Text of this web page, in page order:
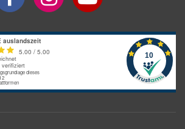
es sich um Circa-Angaben des
gewünschter Unterkunftsart und optionalen
können.